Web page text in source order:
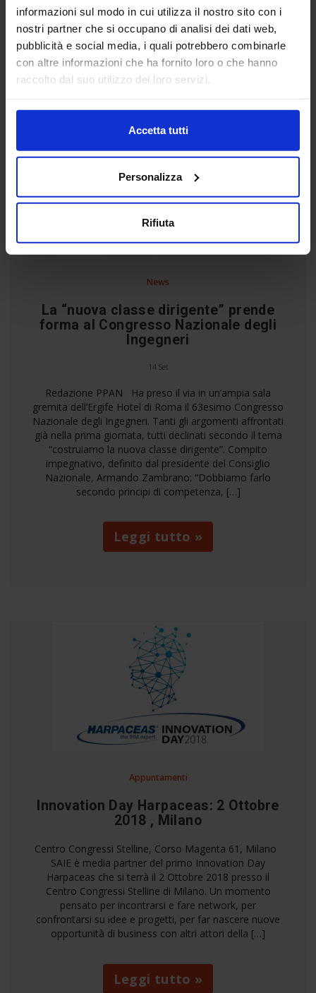
informazioni sul modo in cui utilizza il nostro sito con i
nostri partner che si occupano di analisi dei dati web,
pubblicità e social media, i quali potrebbero combinarle
con altre informazioni che ha fornito loro o che hanno
raccolto dal suo utilizzo dei loro servizi.
Accetta tutti
Personalizza
Rifiuta
News
La “nuova classe dirigente” prende
forma al Congresso Nazionale degli
Ingegneri
14 Set
Redazione PPAN Ha preso il via in un’ampia sala
gremita dell’Ergife Hotel di Roma il 63esimo Congresso
Nazionale degli Ingegneri. Tanti gli argomenti affrontati
già nella prima giornata, tutti declinati secondo il tema
“costruiamo la nuova classe dirigente”. Compito
impegnativo, definito dal presidente del Consiglio
Nazionale, Armando Zambrano: “Dobbiamo farlo
secondo principi di competenza, […]
Leggi tutto »
Appuntamenti
Innovation Day Harpaceas: 2 Ottobre
2018 , Milano
Centro Congressi Stelline, Corso Magenta 61, Milano
SAIE è media partner del primo Innovation Day
Harpaceas che si terrà il 2 Ottobre 2018 presso il
Centro Congressi Stelline di Milano. Un momento
pensato per incontrarsi e fare network, per
confrontarsi su idee e progetti, per far nascere nuove
opportunità di business con altri attori della […]
Leggi tutto »